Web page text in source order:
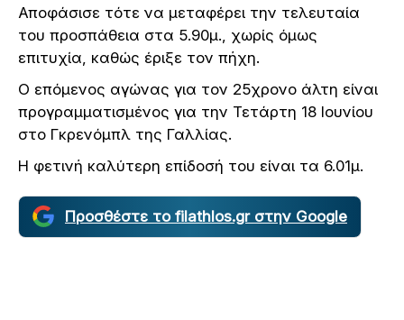
Αποφάσισε τότε να μεταφέρει την τελευταία
του προσπάθεια στα 5.90μ., χωρίς όμως
επιτυχία, καθώς έριξε τον πήχη.
Ο επόμενος αγώνας για τον 25χρονο άλτη είναι
προγραμματισμένος για την Τετάρτη 18 Ιουνίου
στο Γκρενόμπλ της Γαλλίας.
Η φετινή καλύτερη επίδοσή του είναι τα 6.01μ.
Προσθέστε το filathlos.gr στην Google